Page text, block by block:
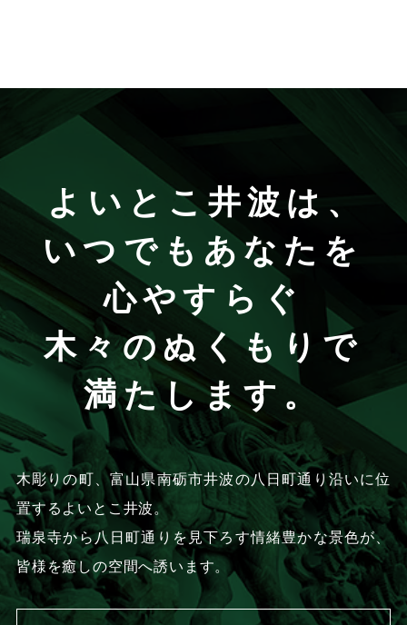
よいとこ井波は、
いつでもあなたを
心やすらぐ
木々のぬくもりで
満たします。
木彫りの町、富山県南砺市井波の八日町通り沿いに位
置するよいとこ井波。
瑞泉寺から八日町通りを見下ろす情緒豊かな景色が、
皆様を癒しの空間へ誘います。